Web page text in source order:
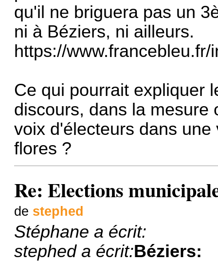
qu'il ne briguera pas un
ni à Béziers, ni ailleurs.
https://
Ce qui pourrait expliquer
discours, dans la mesure
voix d'électeurs dans
flores ?
Re: Elections
de stephed
Stéphane a écrit:
stephed a écrit:Béziers: